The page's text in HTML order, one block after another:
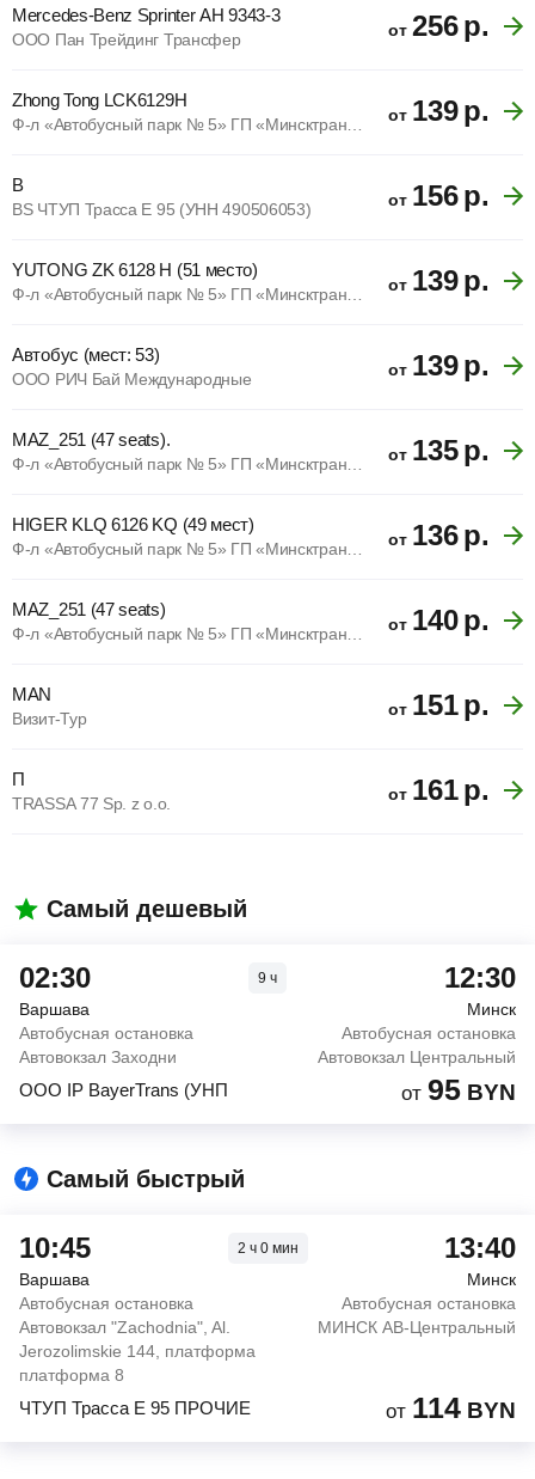
Mercedes-Benz Sprinter АН 9343-3
ООО Пан Трейдинг Трансфер
от 256р.
Zhong Tong LCK6129H
Ф-л «Автобусный парк № 5» ГП «Минсктранс» (УНП 102299394)
от 139р.
В
BS ЧТУП Трасса Е 95 (УНН 490506053)
от 156р.
YUTONG ZK 6128 H (51 место)
Ф-л «Автобусный парк № 5» ГП «Минсктранс» (УНП 102299394)
от 139р.
Автобус (мест: 53)
ООО РИЧ Бай Международные
от 139р.
MAZ_251 (47 seats).
Ф-л «Автобусный парк № 5» ГП «Минсктранс» (УНП 102299394)
от 135р.
HIGER KLQ 6126 KQ (49 мест)
Ф-л «Автобусный парк № 5» ГП «Минсктранс» (УНП 102299394)
от 136р.
MAZ_251 (47 seats)
Ф-л «Автобусный парк № 5» ГП «Минсктранс» (УНП 102299394)
от 140р.
MAN
Визит-Тур
от 151р.
П
TRASSA 77 Sp. z o.o.
от 161р.
Самый дешевый
02:30 9 ч 12:30
Варшава
Минск
Автобусная остановка
Автовокзал Заходни
Автобусная остановка
Автовокзал Центральный
OOO IP BayerTrans (УНП от 95 BYN
Самый быстрый
10:45 2 ч0мин 13:40
Варшава
Минск
Автобусная остановка
Автовокзал "Zachodnia", Al.
Jerozolimskie 144, платформа
платформа 8
Автобусная остановка
МИНСК АВ-Центральный
ЧТУП Трасса Е 95 ПРОЧИЕ от 114 BYN